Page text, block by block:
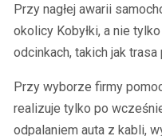
Przy nagłej awarii
okolicy Kobyłki, a nie
odcinkach, takich jak
Przy wyborze firmy
realizuje tylko po
odpalaniem auta z kabli,